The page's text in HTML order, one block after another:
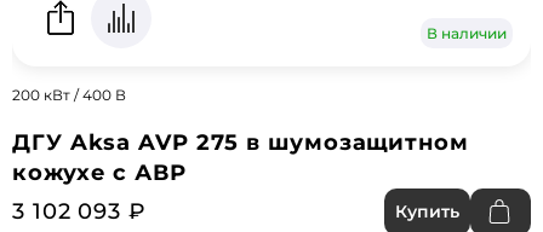
В наличии
200 кВт / 400 В
ДГУ Aksa AVP 275 в шумозащитном
кожухе с АВР
3 102 093 ₽
Купить